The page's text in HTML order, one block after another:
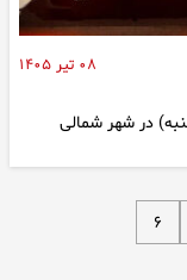
۰۸ تیر ۱۴۰۵
در شهر شمالی
۶